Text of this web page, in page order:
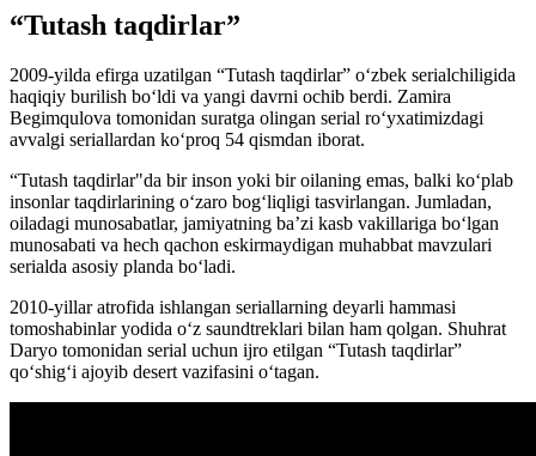
“Tutash taqdirlar”
2009-yilda efirga uzatilgan “Tutash taqdirlar” oʻzbek serialchiligida
haqiqiy burilish boʻldi va yangi davrni ochib berdi. Zamira
Begimqulova tomonidan suratga olingan serial roʻyxatimizdagi
avvalgi seriallardan koʻproq 54 qismdan iborat.
“Tutash taqdirlar"da bir inson yoki bir oilaning emas, balki koʻplab
insonlar taqdirlarining oʻzaro bogʻliqligi tasvirlangan. Jumladan,
oiladagi munosabatlar, jamiyatning ba’zi kasb vakillariga boʻlgan
munosabati va hech qachon eskirmaydigan muhabbat mavzulari
serialda asosiy planda boʻladi.
2010-yillar atrofida ishlangan seriallarning deyarli hammasi
tomoshabinlar yodida oʻz saundtreklari bilan ham qolgan. Shuhrat
Daryo tomonidan serial uchun ijro etilgan “Tutash taqdirlar”
qoʻshigʻi ajoyib desert vazifasini oʻtagan.